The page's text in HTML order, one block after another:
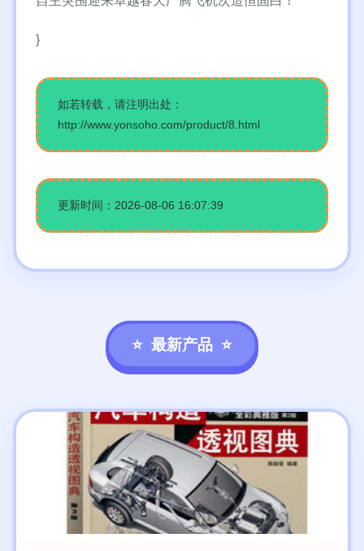
}
如若转载，请注明出处：
http://www.yonsoho.com/product/8.html
更新时间：2026-08-06 16:07:39
最新产品